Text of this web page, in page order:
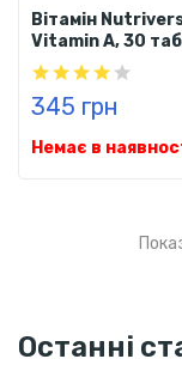
Вітамін
Vitamin A, 30
345 грн
Немає в
Останні